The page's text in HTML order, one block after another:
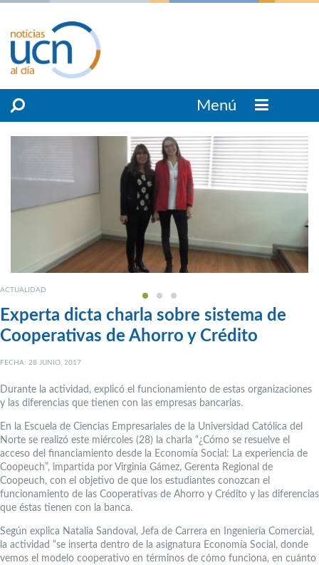
Menú
ACTUALIDAD
Experta dicta charla sobre sistema de
Cooperativas de Ahorro y Crédito
FECHA: 28 JUNIO, 2017
Durante la actividad, explicó el funcionamiento de estas organizaciones
y las diferencias que tienen con las empresas bancarias.
En la Escuela de Ciencias Empresariales de la Universidad Católica del
Norte se realizó este miércoles (28) la charla “¿Cómo se resuelve el
acceso del financiamiento desde la Economía Social: La experiencia de
Coopeuch”, impartida por Virginia Gámez, Gerenta Regional de
Coopeuch, con el objetivo de que los estudiantes conozcan el
funcionamiento de las Cooperativas de Ahorro y Crédito y las diferencias
que éstas tienen con la banca.
Según explica Natalia Sandoval, Jefa de Carrera en Ingeniería Comercial,
la actividad “se inserta dentro de la asignatura Economía Social, donde
vemos el modelo cooperativo en términos de cómo funciona, en cuánto